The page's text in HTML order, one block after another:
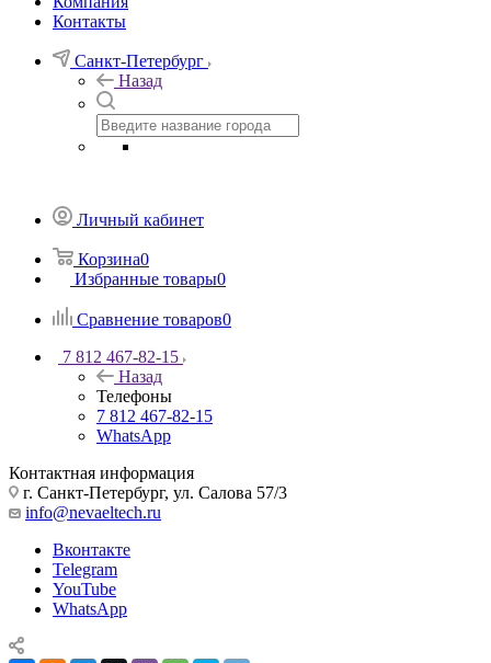
Контакты
Санкт-Петербург
Назад
Личный кабинет
Корзина0
Избранные товары0
Сравнение товаров0
7 812 467-82-15
Назад
Телефоны
7 812 467-82-15
WhatsApp
Контактная информация
г. Санкт-Петербург, ул. Салова 57/3
info@nevaeltech.ru
Вконтакте
Telegram
YouTube
WhatsApp